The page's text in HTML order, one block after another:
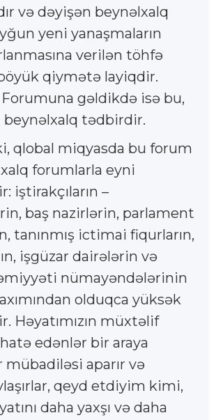
və dəyişən beynəlxalq
yeni yanaşmaların
verilən töhfə
qiymətə layiqdir.
Forumuna gəldikdə isə bu,
beynəlxalq tədbirdir.
qlobal miqyasda bu forum
forumlarla eyni
iştirakçıların –
baş nazirlərin, parlament
tanınmış ictimai fiqurların,
işgüzar dairələrin və
nümayəndələrinin
olduqca yüksək
Həyatımızın müxtəlif
edənlər bir araya
aparır və
qeyd etdiyim kimi,
daha yaxşı və daha